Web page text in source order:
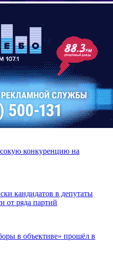
конкуренцию на
кандидатов в депутаты
от ряда партий
в объективе» прошёл в